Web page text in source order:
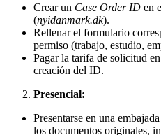
Crear un Case Order ID en
(nyidanmark.dk).
Rellenar el formulario
permiso (trabajo, estudio,
Pagar la tarifa de solicitud
creación del ID.
Presencial:
Presentarse en una
los documentos originales,